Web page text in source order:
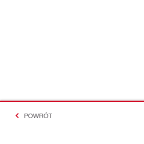
POWRÓT